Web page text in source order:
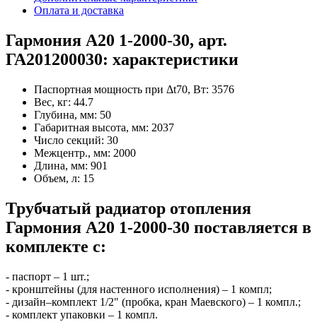
Оплата и доставка
Гармония А20 1-2000-30, арт.
ГА201200030: характеристики
Паспортная мощность при Δt70, Вт: 3576
Вес, кг: 44.7
Глубина, мм: 50
Габаритная высота, мм: 2037
Число секций: 30
Межцентр., мм: 2000
Длина, мм: 901
Объем, л: 15
Трубчатый радиатор отопления
Гармония А20 1-2000-30 поставляется в
комплекте с:
- паспорт – 1 шт.;
- кронштейны (для настенного исполнения) – 1 компл;
- дизайн–комплект 1/2" (пробка, кран Маевского) – 1 компл.;
- комплект упаковки – 1 компл.